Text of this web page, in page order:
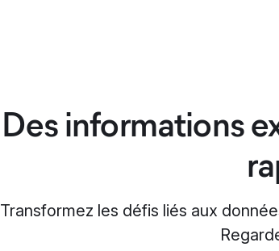
Des informations
Transformez les défis liés aux